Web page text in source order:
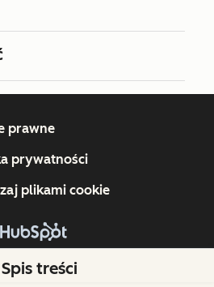
Spis treści
2026 HubSpot, Inc.
prawne
prywatności
plikami cookie